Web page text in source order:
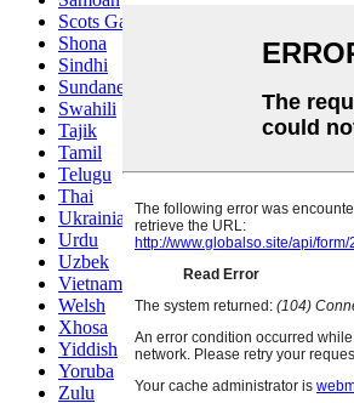
Scots Gaelic
Shona
Sindhi
Sundanese
Swahili
Tajik
Tamil
Telugu
Thai
Ukrainian
Urdu
Uzbek
Vietnamese
Welsh
Xhosa
Yiddish
Yoruba
Zulu